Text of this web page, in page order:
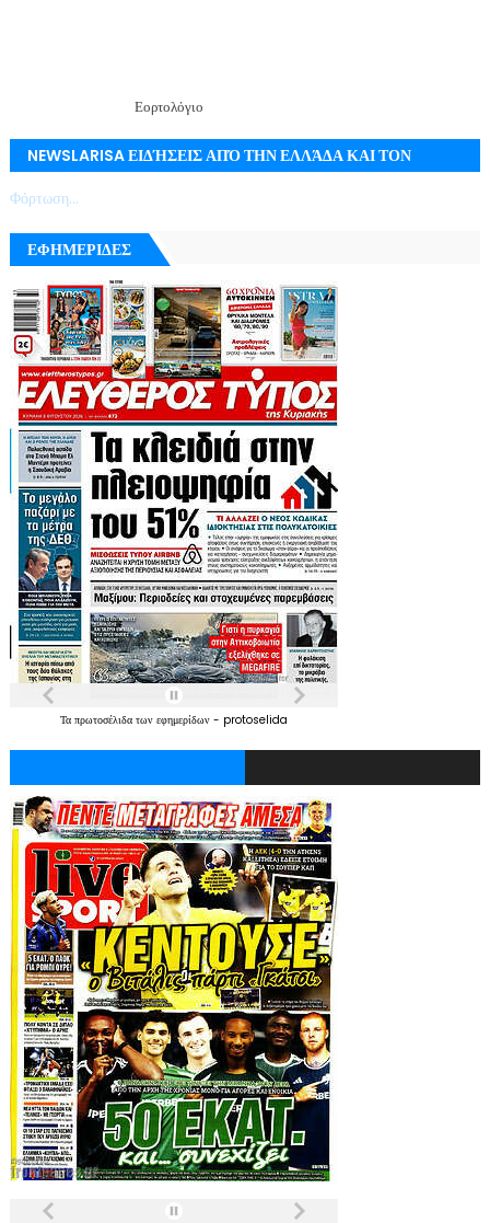
Εορτολόγιο
NEWSLARISA ΕΙΔΉΣΕΙΣ ΑΠΌ ΤΗΝ ΕΛΛΆΔΑ ΚΑΙ ΤΟΝ
Φόρτωση...
ΕΦΗΜΕΡΙΔΕΣ
Τα πρωτοσέλιδα των εφημερίδων - protoselida